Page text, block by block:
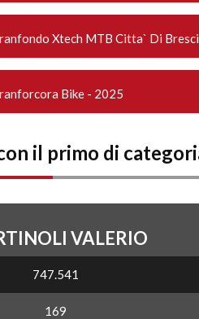
Xtech MTB Citta` Di
Bike - 2025
il primo di
VALERIO
747.541
169